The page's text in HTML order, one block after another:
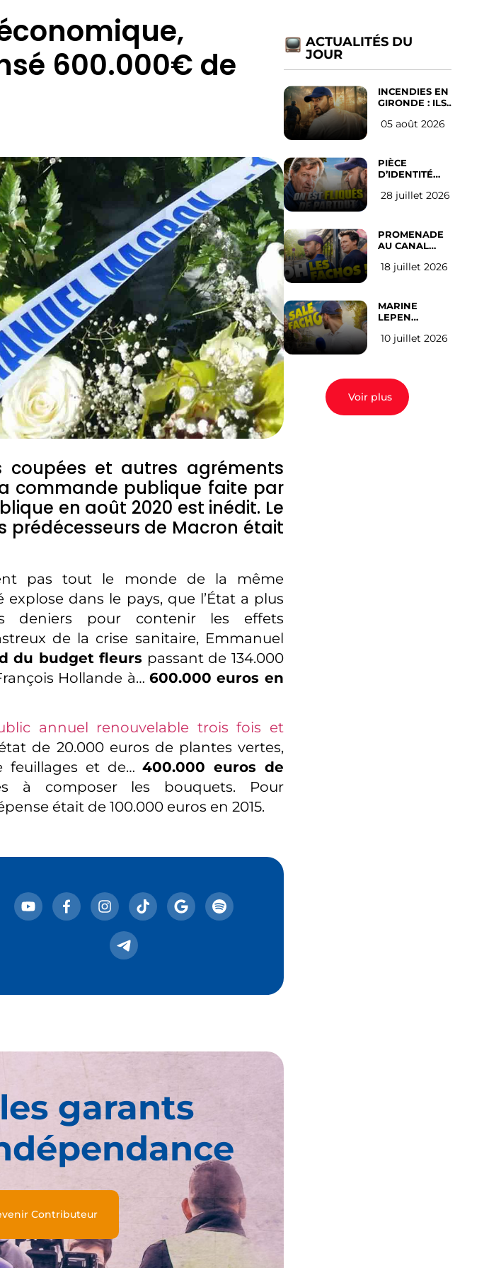
600.000€ de
coupées et autres agréments
commande publique faite par
en août 2020 est inédit. Le
prédécesseurs de Macron était
pas tout le monde de la même
dans le pays, que l’État a plus
deniers pour contenir les effets
de la crise sanitaire, Emmanuel
du budget fleurs passant de 134.000
Hollande à… 600.000 euros en
annuel renouvelable trois fois et
de 20.000 euros de plantes vertes,
feuillages et de…400.000 euros de
à composer les bouquets. Pour
était de 100.000 euros en 2015.
garants
Contributeur
ACTUALITÉS DU
JOUR
INCENDIES EN
GIRONDE : ILS
D’ABANDONNER
05 août 2026
PIÈCE
D’IDENTITÉ
SUR LES
l’avis des
Français
28 juillet 2026
PROMENADE
AU CANAL
(les gauchistes
18 juillet 2026
MARINE
LEPEN
EN 2027 : l’avis
10 juillet 2026
Voir plus